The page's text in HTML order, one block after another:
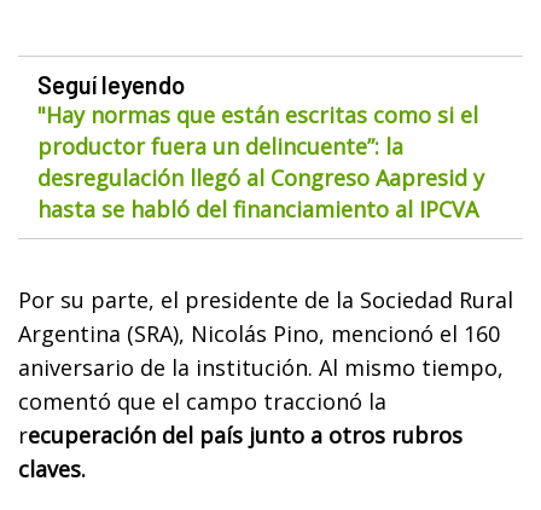
Seguí leyendo
"Hay normas que están escritas como si el
productor fuera un delincuente”: la
desregulación llegó al Congreso Aapresid y
hasta se habló del financiamiento al IPCVA
Por su parte, el presidente de la Sociedad Rural
Argentina (SRA), Nicolás Pino, mencionó el 160
aniversario de la institución. Al mismo tiempo,
comentó que el campo traccionó la
recuperación del país junto a otros rubros
claves.